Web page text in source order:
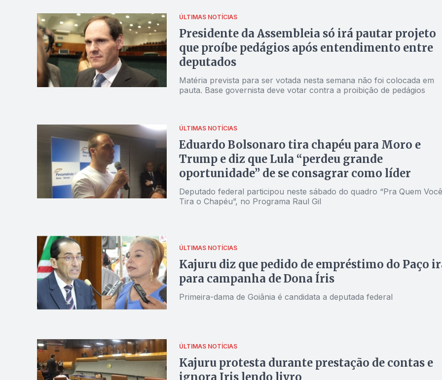
ÚLTIMAS NOTÍCIAS
Presidente da Assembleia só irá pautar projeto
que proíbe pedágios após entendimento entre
deputados
Matéria prevista para ser votada nesta semana não foi colocada em
pauta. Base governista deve votar contra a proibição de pedágios
ÚLTIMAS NOTÍCIAS
Eduardo Bolsonaro tira chapéu para Moro e
Trump e diz que Lula “perdeu grande
oportunidade” de se consagrar como líder
Deputado federal participou neste sábado do quadro “Pra Quem Você
Tira o Chapéu”, no Programa Raul Gil
ÚLTIMAS NOTÍCIAS
Kajuru diz que pedido de empréstimo do Paço
para campanha de Dona Íris
Primeira-dama de Goiânia é candidata a deputada federal
ÚLTIMAS NOTÍCIAS
Kajuru protesta durante prestação de contas e
ignora Iris lendo livro